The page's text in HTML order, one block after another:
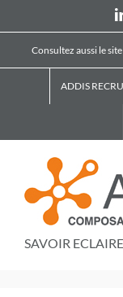
Consultez aussi le
ADDIS
SAVOIR